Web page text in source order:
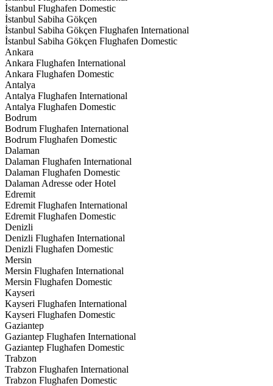
İstanbul Flughafen Domestic
İstanbul Sabiha Gökçen
İstanbul Sabiha Gökçen Flughafen International
İstanbul Sabiha Gökçen Flughafen Domestic
Ankara
Ankara Flughafen International
Ankara Flughafen Domestic
Antalya
Antalya Flughafen International
Antalya Flughafen Domestic
Bodrum
Bodrum Flughafen International
Bodrum Flughafen Domestic
Dalaman
Dalaman Flughafen International
Dalaman Flughafen Domestic
Dalaman Adresse oder Hotel
Edremit
Edremit Flughafen International
Edremit Flughafen Domestic
Denizli
Denizli Flughafen International
Denizli Flughafen Domestic
Mersin
Mersin Flughafen International
Mersin Flughafen Domestic
Kayseri
Kayseri Flughafen International
Kayseri Flughafen Domestic
Gaziantep
Gaziantep Flughafen International
Gaziantep Flughafen Domestic
Trabzon
Trabzon Flughafen International
Trabzon Flughafen Domestic